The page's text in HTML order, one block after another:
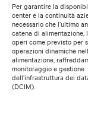
Per garantire la
center e la continuità
necessario che l’ultimo
catena di alimentazione,
operi come previsto per
operazioni dinamiche
alimentazione,
monitoraggio e gestione
dell’infrastruttura dei
(DCIM).